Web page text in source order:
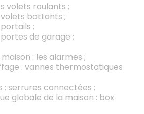
volets roulants ;
battants ;
;
de garage ;
: les alarmes ;
: vannes thermostatiques
: serrures connectées ;
globale de la maison : box